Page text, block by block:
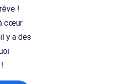
!
cœur
y a des